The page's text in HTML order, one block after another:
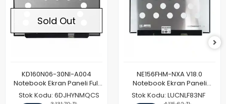
Sold Out
KD160N06-30NI-A004
Notebook Ekran Paneli Full
HD
Stok Kodu: 6DJHYNMQCS
NE156FHM-NXA V18.0
Notebook Ekran Paneli
144Hz
Stok Kodu: LUCNLF83NF